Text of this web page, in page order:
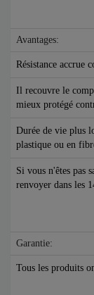
Avantages:
Résistance accrue
Il recouvre le
mieux protégé
Durée de vie plus
plastique ou en
Si vous n'êtes pas
renvoyer dans les
Garantie:
Tous les produits